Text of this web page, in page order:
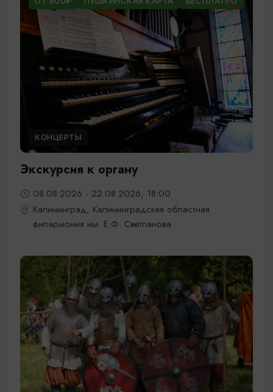
КОНЦЕРТЫ
Экскурсия к органу
08.08.2026 - 22.08.2026, 18:00
Калининград, Калининградская областная
филармония им. Е.Ф. Светланова